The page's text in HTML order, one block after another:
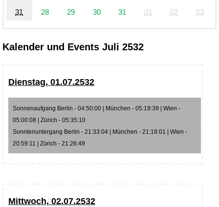
31
28 29 30 31 01 02 03
Kalender und Events Juli 2532
Dienstag, 01.07.2532
Sonnenaufgang Berlin - 04:50:00 | München - 05:19:39 | Wien -
05:00:08 | Zürich - 05:35:10
Sonntenuntergang Berlin - 21:33:04 | München - 21:18:01 | Wien -
20:59:11 | Zürich - 21:26:49
Mittwoch, 02.07.2532